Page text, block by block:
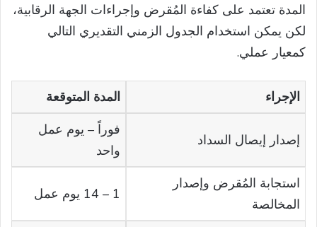
المدة تعتمد على كفاءة المُقرض وإجراءات الجهة الرقابية،
لكن يمكن استخدام الجدول الزمني التقديري التالي
كمعيار عملي.
الإجراء المدة المتوقعة
إصدار إيصال السداد
فوراً – يوم عمل
واحد
استجابة المُقرض وإصدار
المخالصة
1 – 14 يوم عمل